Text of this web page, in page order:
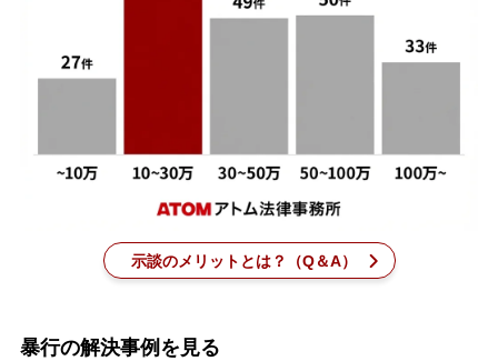
接見・面会を弁護士に依頼
アトムについて知りたい方
弁護士紹介
弁護士費用
示談のメリットとは？（Q＆A）
暴行の解決事例を見る